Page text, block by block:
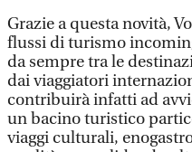
Grazie a questa novità,
flussi di turismo
da sempre tra le
dai viaggiatori
contribuirà infatti ad
un bacino turistico
viaggi culturali,